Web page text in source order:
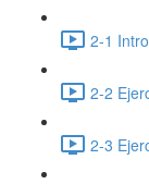
2-1
2-2
2-3